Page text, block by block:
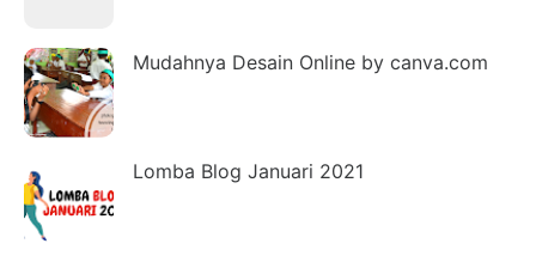
Mudahnya Desain Online by canva.com
Lomba Blog Januari 2021